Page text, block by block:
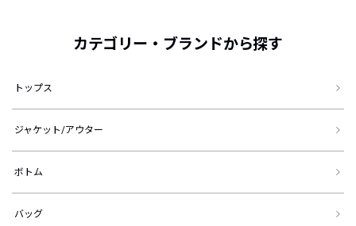
カテゴリー・ブランドから探す
トップス
ジャケット/アウター
ボトム
バッグ